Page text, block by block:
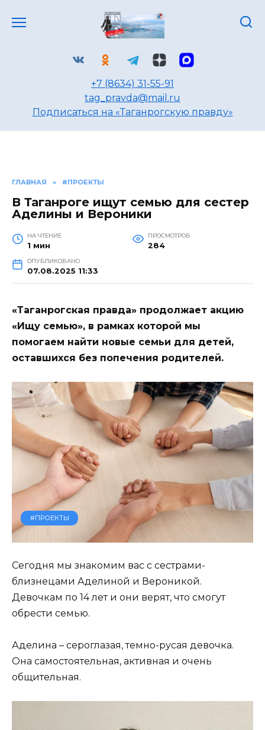
+7 (8634) 31-55-91
tag_pravda@mail.ru
Подписаться на «Таганрогскую правду»
ГЛАВНАЯ » #ПРОЕКТЫ
В Таганроге ищут семью для сестер
Аделины и Вероники
НА ЧТЕНИЕ
1 мин
ПРОСМОТРОВ
284
ОПУБЛИКОВАНО
07.08.2025 11:33
«Таганрогская правда» продолжает акцию
«Ищу семью», в рамках которой мы
помогаем найти новые семьи для детей,
оставшихся без попечения родителей.
#ПРОЕКТЫ
Сегодня мы знакомим вас с сестрами-
близнецами Аделиной и Вероникой.
Девочкам по 14 лет и они верят, что смогут
обрести семью.
Аделина – сероглазая, темно-русая девочка.
Она самостоятельная, активная и очень
общительная.